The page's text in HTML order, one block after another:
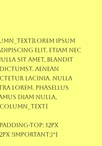
ipsum
elit. Etiam nec
sit amet, blandit
Aenean
lacinia. Nulla
lorem. Phasellus
diam nulla,
top: 12px
!important;}“]